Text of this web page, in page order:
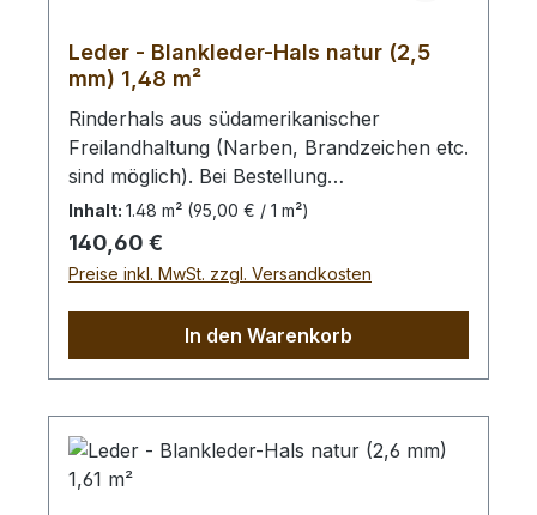
Leder - Blankleder-Hals natur (2,5
mm) 1,48 m²
Rinderhals aus südamerikanischer
Freilandhaltung (Narben, Brandzeichen etc.
sind möglich). Bei Bestellung
von diesem Stück erhalten Sie ein
1,48 m² großes Leder. Das Kernstück ist
140 cm x 72 cm groß (siehe Foto 4).
Inhalt: 1.48 m² (95,00 € / 1 m²)
Regulärer Preis:
140,60 €
Preise inkl. MwSt. zzgl. Versandkosten
In den Warenkorb